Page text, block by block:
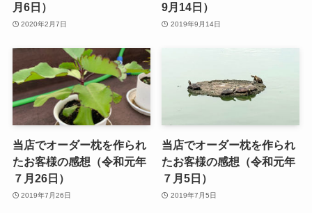
月6日）
2020年2月7日
9月14日）
2019年9月14日
当店でオーダー枕を作られ
たお客様の感想（令和元年
７月26日）
2019年7月26日
当店でオーダー枕を作られ
たお客様の感想（令和元年
７月5日）
2019年7月5日